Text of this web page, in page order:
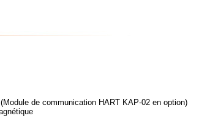
de communication HART KAP-02 en option)